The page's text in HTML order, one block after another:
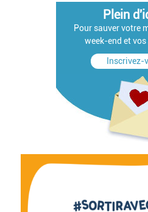
Plein
Pour sauver votre
week-end et vos
Inscrivez-